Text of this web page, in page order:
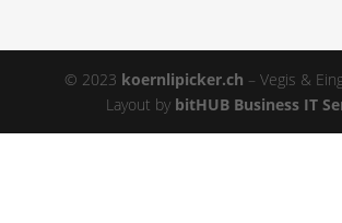
© 2023 koernlipicker.ch – Vegis &
Layout by bitHUB Business IT